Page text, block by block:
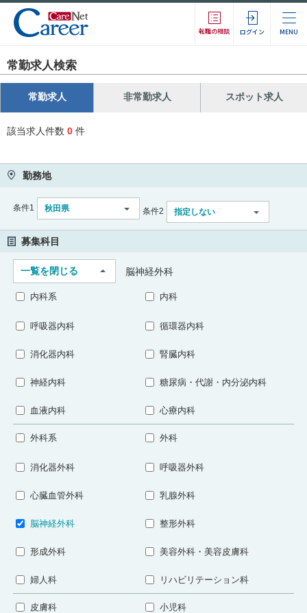
転職の相談 ログイン MENU
常勤求人検索
常勤求人 非常勤求人 スポット求人
該当求人件数 0 件
勤務地
条件1 秋田県 条件2 指定しない
募集科目
一覧を閉じる 脳神経外科
内科系 内科
呼吸器内科 循環器内科
消化器内科 腎臓内科
神経内科 糖尿病・代謝・内分泌内科
血液内科 心療内科
外科系 外科
消化器外科 呼吸器外科
心臓血管外科 乳腺外科
脳神経外科 整形外科
形成外科 美容外科・美容皮膚科
婦人科 リハビリテーション科
皮膚科 小児科